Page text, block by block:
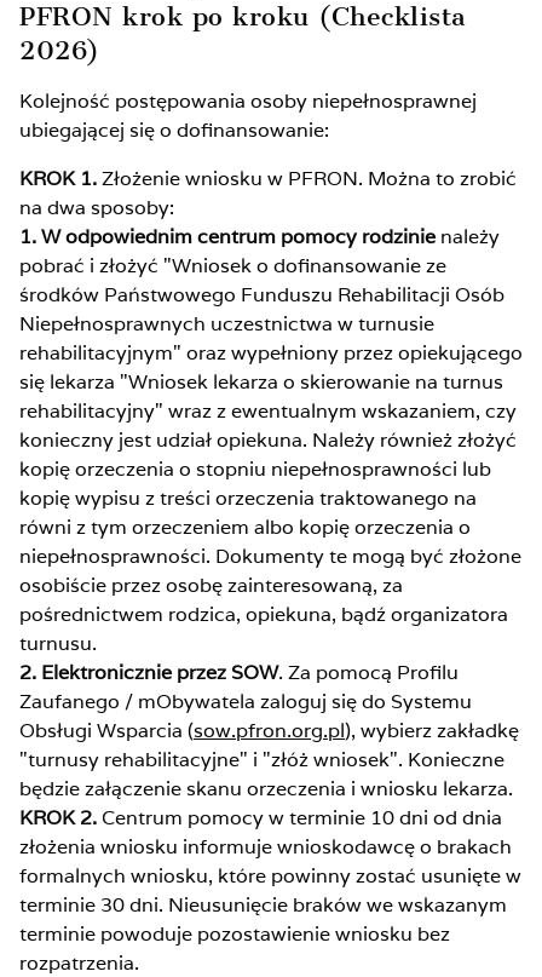
PFRON krok po kroku (Checklista
2026)
Kolejność postępowania osoby niepełnosprawnej
ubiegającej się o dofinansowanie:
KROK 1.Złożenie wniosku w PFRON. Można to zrobić
na dwa sposoby:
1. W odpowiednim centrum pomocy rodzinie należy
pobrać i złożyć "Wniosek o dofinansowanie ze
środków Państwowego Funduszu Rehabilitacji Osób
Niepełnosprawnych uczestnictwa w turnusie
rehabilitacyjnym" oraz wypełniony przez opiekującego
się lekarza "Wniosek lekarza o skierowanie na turnus
rehabilitacyjny" wraz z ewentualnym wskazaniem, czy
konieczny jest udział opiekuna. Należy również złożyć
kopię orzeczenia o stopniu niepełnosprawności lub
kopię wypisu z treści orzeczenia traktowanego na
równi z tym orzeczeniem albo kopię orzeczenia o
niepełnosprawności. Dokumenty te mogą być złożone
osobiście przez osobę zainteresowaną, za
pośrednictwem rodzica, opiekuna, bądź organizatora
turnusu.
2. Elektronicznie przez SOW. Za pomocą Profilu
Zaufanego / mObywatela zaloguj się do Systemu
Obsługi Wsparcia (sow.pfron.org.pl), wybierz zakładkę
"turnusy rehabilitacyjne" i "złóż wniosek". Konieczne
będzie załączenie skanu orzeczenia i wniosku lekarza.
KROK 2. Centrum pomocy w terminie 10 dni od dnia
złożenia wniosku informuje wnioskodawcę o brakach
formalnych wniosku, które powinny zostać usunięte w
terminie 30 dni. Nieusunięcie braków we wskazanym
terminie powoduje pozostawienie wniosku bez
rozpatrzenia.